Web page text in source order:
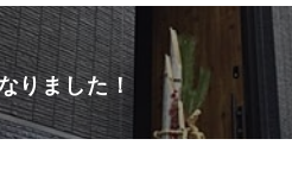
りました！